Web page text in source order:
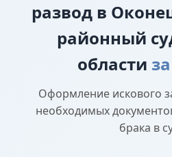
развод в
районный
области
Оформление искового
необходимых
брака в